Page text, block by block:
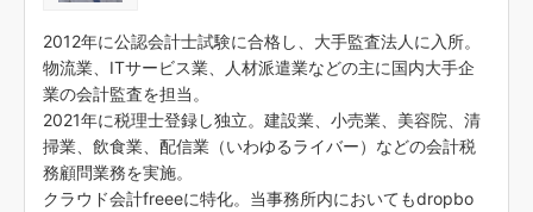
2012年に公認会計士試験に合格し、大手監査法人に入所。
物流業、ITサービス業、人材派遣業などの主に国内大手企
業の会計監査を担当。
2021年に税理士登録し独立。建設業、小売業、美容院、清
掃業、飲食業、配信業（いわゆるライバー）などの会計税
務顧問業務を実施。
クラウド会計freeeに特化。当事務所内においてもdropbo